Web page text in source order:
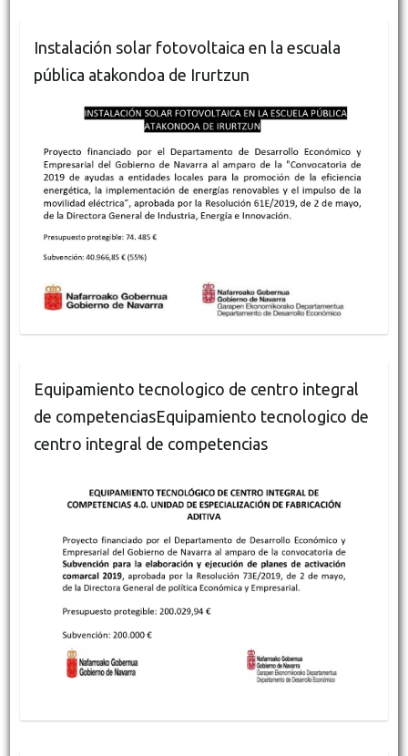
Instalación solar fotovoltaica en la escuala
pública atakondoa de Irurtzun
Equipamiento tecnologico de centro integral
de competenciasEquipamiento tecnologico de
centro integral de competencias